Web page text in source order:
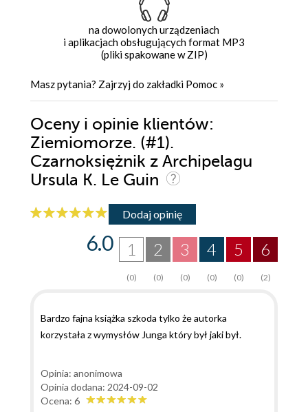
na dowolonych urządzeniach
i aplikacjach obsługujących format MP3
(pliki spakowane w ZIP)
Masz pytania? Zajrzyj do zakładki Pomoc »
Oceny i opinie klientów:
Ziemiomorze. (#1).
Czarnoksiężnik z Archipelagu
Ursula K. Le Guin
Dodaj opinię
6
(2)
5
(0)
4
(0)
3
(0)
2
(0)
1
(0)
6.0
Bardzo fajna książka szkoda tylko że autorka
korzystała z wymysłów Junga który był jaki był.
Opinia: anonimowa
Opinia dodana: 2024-09-02
Ocena: 6